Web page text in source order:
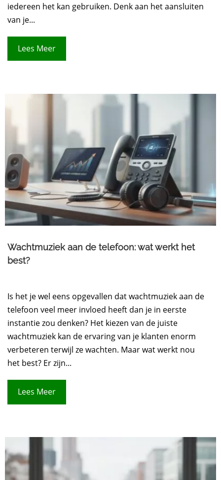
iedereen het kan gebruiken. Denk aan het aansluiten
van je...
Lees Meer
Wachtmuziek aan de telefoon: wat werkt het
best?
Is het je wel eens opgevallen dat wachtmuziek aan de
telefoon veel meer invloed heeft dan je in eerste
instantie zou denken? Het kiezen van de juiste
wachtmuziek kan de ervaring van je klanten enorm
verbeteren terwijl ze wachten. Maar wat werkt nou
het best? Er zijn...
Lees Meer